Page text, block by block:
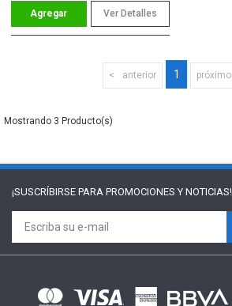
Ver Detalles
anterior 1 próximo
3
¡SUSCRÍBIRSE PARA PROMOCIONES Y NOTICIAS!